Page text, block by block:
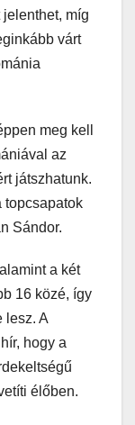
míg
várt
meg kell
az
játszhatunk.
topcsapatok
Sándor.
a két
16 közé, így
lesz. A
hogy a
élőben.